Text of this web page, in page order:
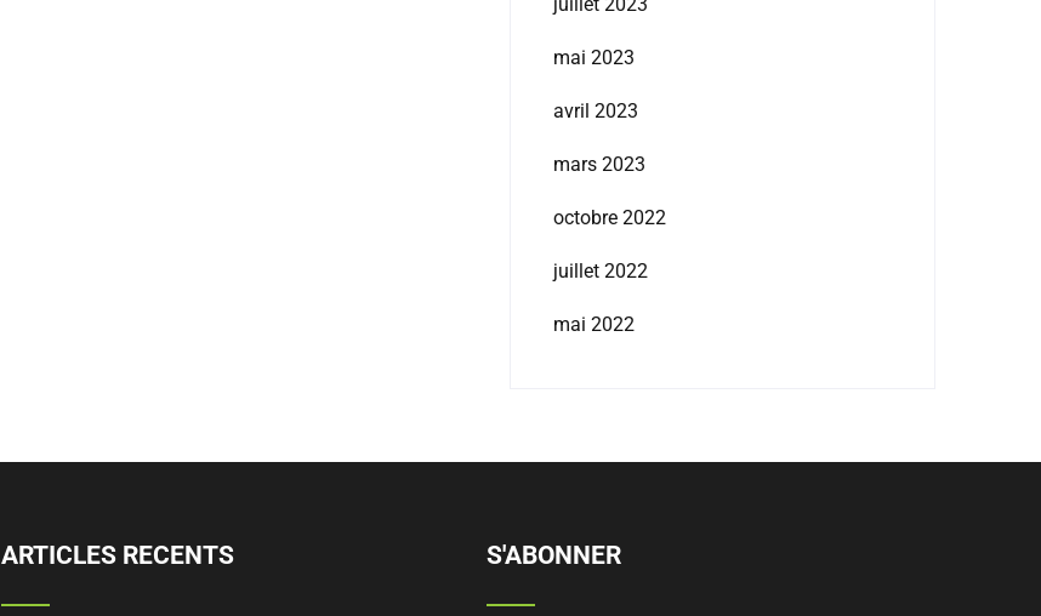
mai 2023
avril 2023
mars 2023
octobre 2022
juillet 2022
mai 2022
ARTICLES RECENTS S'ABONNER